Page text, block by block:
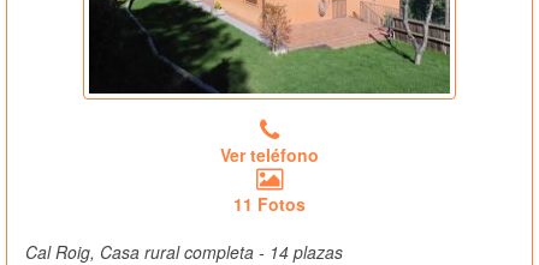
Ver teléfono
11 Fotos
Cal Roig, Casa rural completa - 14 plazas